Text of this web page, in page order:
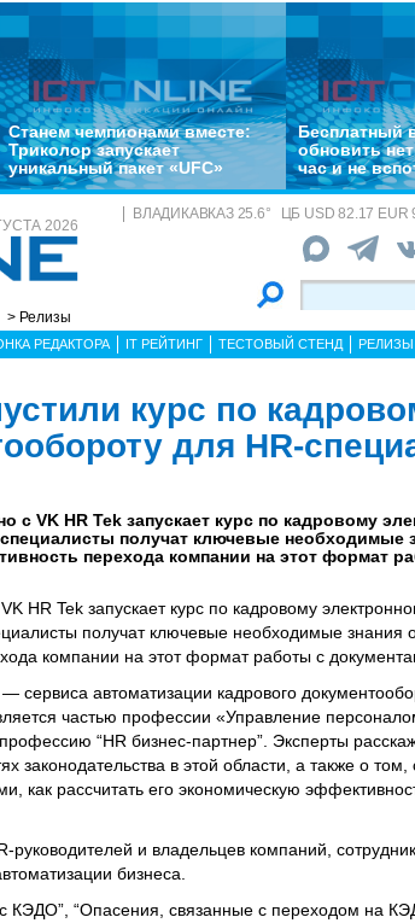
Станем чемпионами вместе:
Триколор запускает
уникальный пакет «UFC»
Бесплатный
обновить
час и не
2026
> Релизы
ВЛАДИКАВКАЗ 25.6° ЦБ USD 82.17 EUR
РЕДАКТОРА IT РЕЙТИНГ ТЕСТОВЫЙ СТЕНД РЕЛИЗЫ
курс по
для HR-
VK HR Tek запускает курс по кадровому
получат ключевые необходимые
перехода компании на этот формат
HR Tek запускает курс по кадровому
получат ключевые необходимые знания
компании на этот формат работы с
сервиса автоматизации кадрового
частью профессии «Управление
“HR бизнес-партнер”. Эксперты
в этой области, а также о том,
как рассчитать его экономическую
и владельцев компаний,
бизнеса.
КЭДО”, “Опасения, связанные с переходом на